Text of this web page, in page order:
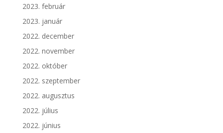
2023. február
2023. január
2022. december
2022. november
2022. október
2022. szeptember
2022. augusztus
2022. július
2022. június